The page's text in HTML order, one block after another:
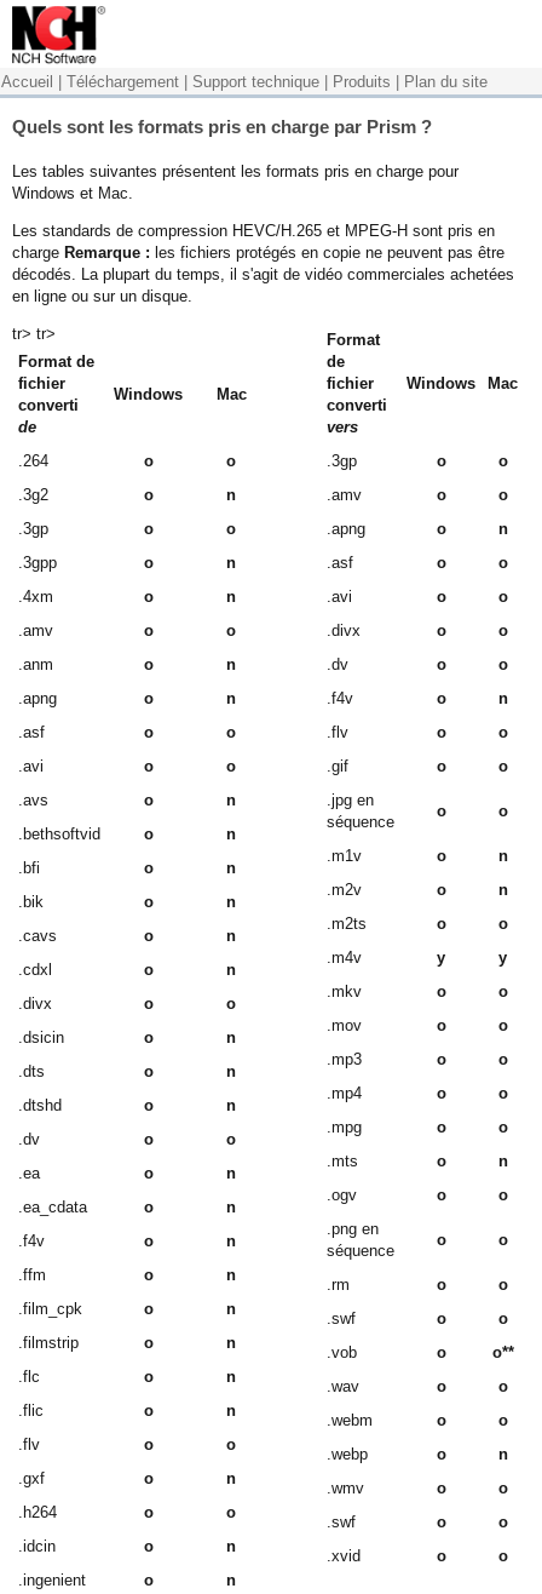
Accueil Téléchargement Support technique Produits Plan du site
Quels sont les formats pris en charge par Prism ?
Les tables suivantes présentent les formats pris en charge pour
Windows et Mac.
Les standards de compression HEVC/H.265 et MPEG-H sont pris en
charge Remarque : les fichiers protégés en copie ne peuvent pas être
décodés. La plupart du temps, il s'agit de vidéo commerciales achetées
en ligne ou sur un disque.
tr> tr>
Format de
fichier
converti
de
Windows Mac
.264 o
o
.3g2
o
n
.3gp
o
o
.3gpp
o
n
.4xm
o
n
.amv
o
o
.anm
o
n
.apng
o
n
.asf
o
o
.avi
o
o
.avs
o
n
.bethsoftvid
o
n
.bfi
o
n
.bik
o
n
.cavs
o
n
.cdxl
o
n
.divx
o
o
.dsicin
o
n
.dts
o
n
.dtshd
o
n
.dv
o
o
.ea
o
n
.ea_cdata
o
n
.f4v
o
n
.ffm
o
n
.film_cpk
o
n
.filmstrip
o
n
.flc
o
n
.flic
o
n
.flv
o
o
.gxf
o
n
.h264
o
o
.idcin
o
n
.ingenient
o
n
Format
de
fichier
converti
vers
Windows Mac
.3gp o
o
.amv
o
o
.apng
o
n
.asf
o
o
.avi
o
o
.divx
o
o
.dv
o
o
.f4v
o
n
.flv
o
o
.gif
o
o
.jpg en
séquence
o o
.m1v o
n
.m2v
o
n
.m2ts
o
o
.m4v
y
y
.mkv
o
o
.mov
o
o
.mp3
o
o
.mp4
o
o
.mpg
o
o
.mts
o
n
.ogv
o
o
.png en
séquence
o o
.rm o
o
.swf
o
o
.vob
o
o**
.wav
o
o
.webm
o
o
.webp
o
n
.wmv
o
o
.swf
o
o
.xvid
o o